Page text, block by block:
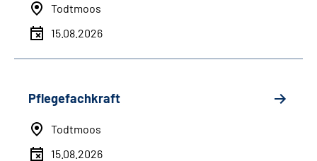
Todtmoos
15.08.2026
Pflegefachkraft
Todtmoos
15.08.2026